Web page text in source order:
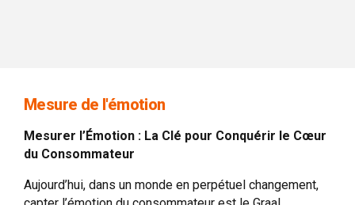
Mesure de l'émotion
Mesurer l’Émotion : La Clé pour Conquérir le Cœur
du Consommateur
Aujourd’hui, dans un monde en perpétuel changement,